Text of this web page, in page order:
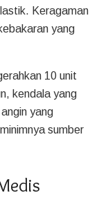
Keragaman
yang
10 unit
kendala yang
yang
sumber